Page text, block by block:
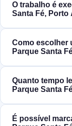
O trabalho é
Santa Fé, Porto
Como escolher
Parque Santa
Quanto tempo
Parque Santa
É possível